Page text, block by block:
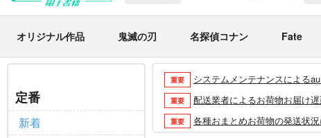
オリジナル作品 鬼滅の刃 名探偵コナン Fate
定番
新着
重要 システムメンテナンスによる
重要 配送業者によるお荷物お届け
重要 各種おまとめお荷物の発送状